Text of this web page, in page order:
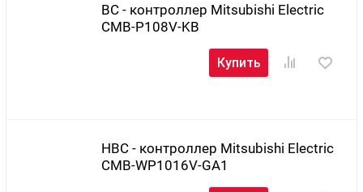
BC - контроллер Mitsubishi Electric
CMB-P108V-KB
Купить
HBC - контроллер Mitsubishi Electric
CMB-WP1016V-GA1